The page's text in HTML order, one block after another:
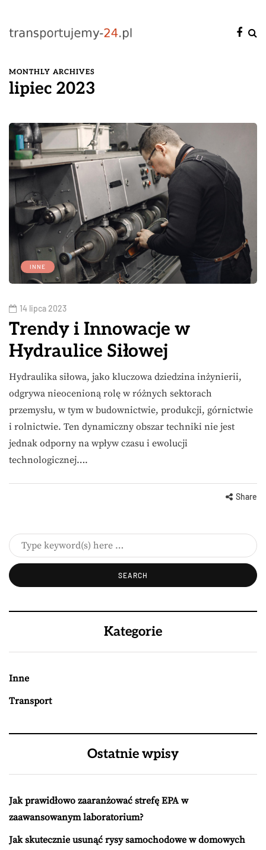
MONTHLY ARCHIVES
lipiec 2023
INNE
14 lipca 2023
Trendy i Innowacje w
Hydraulice Siłowej
Hydraulika siłowa, jako kluczowa dziedzina inżynierii,
odgrywa nieocenioną rolę w różnych sektorach
przemysłu, w tym w budownictwie, produkcji, górnictwie
i rolnictwie. Ten dynamiczny obszar techniki nie jest
jednak odporny na wpływ czasu i ewolucji
technologicznej….
Share
Kategorie
Inne
Transport
Ostatnie wpisy
Jak prawidłowo zaaranżować strefę EPA w
zaawansowanym laboratorium?
Jak skutecznie usunąć rysy samochodowe w domowych